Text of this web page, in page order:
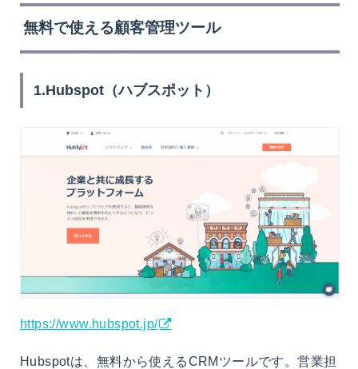
無料で使える顧客管理ツール
1.Hubspot（ハブスポット）
https://www.hubspot.jp/
Hubspotは、無料から使えるCRMツールです。営業担